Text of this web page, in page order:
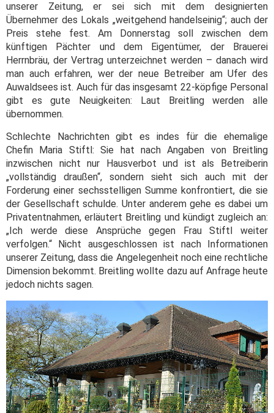
unserer Zeitung, er sei sich mit dem designierten
Übernehmer des Lokals „weitgehend handelseinig“; auch der
Preis stehe fest. Am Donnerstag soll zwischen dem
künftigen Pächter und dem Eigentümer, der Brauerei
Herrnbräu, der Vertrag unterzeichnet werden – danach wird
man auch erfahren, wer der neue Betreiber am Ufer des
Auwaldsees ist. Auch für das insgesamt 22-köpfige Personal
gibt es gute Neuigkeiten: Laut Breitling werden alle
übernommen.
Schlechte Nachrichten gibt es indes für die ehemalige
Chefin Maria Stiftl: Sie hat nach Angaben von Breitling
inzwischen nicht nur Hausverbot und ist als Betreiberin
„vollständig draußen“, sondern sieht sich auch mit der
Forderung einer sechsstelligen Summe konfrontiert, die sie
der Gesellschaft schulde. Unter anderem gehe es dabei um
Privatentnahmen, erläutert Breitling und kündigt zugleich an:
„Ich werde diese Ansprüche gegen Frau Stiftl weiter
verfolgen.“ Nicht ausgeschlossen ist nach Informationen
unserer Zeitung, dass die Angelegenheit noch eine rechtliche
Dimension bekommt. Breitling wollte dazu auf Anfrage heute
jedoch nichts sagen.